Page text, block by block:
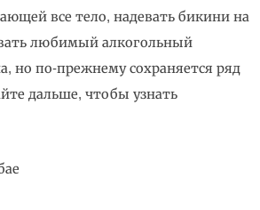
все тело, надевать бикини на
любимый алкогольный
но по-прежнему сохраняется ряд
дальше, чтобы узнать